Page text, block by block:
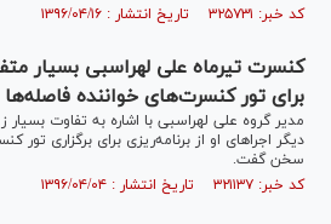
کد خبر: ۳۲۵۷۳۱ تاریخ انتشار : ۱۳۹۶/۰۴/۱۶
کنسرت تیرماه علی لهراسبی بسیار
برای تور کنسرت‌های خواننده فاصله‌ها
مدیر گروه علی لهراسبی با اشاره به تفاوت بسیار
دیگر اجراهای او از برنامه‌ریزی برای برگزاری تور
سخن گفت.
کد خبر: ۳۲۱۱۳۷ تاریخ انتشار : ۱۳۹۶/۰۴/۰۴